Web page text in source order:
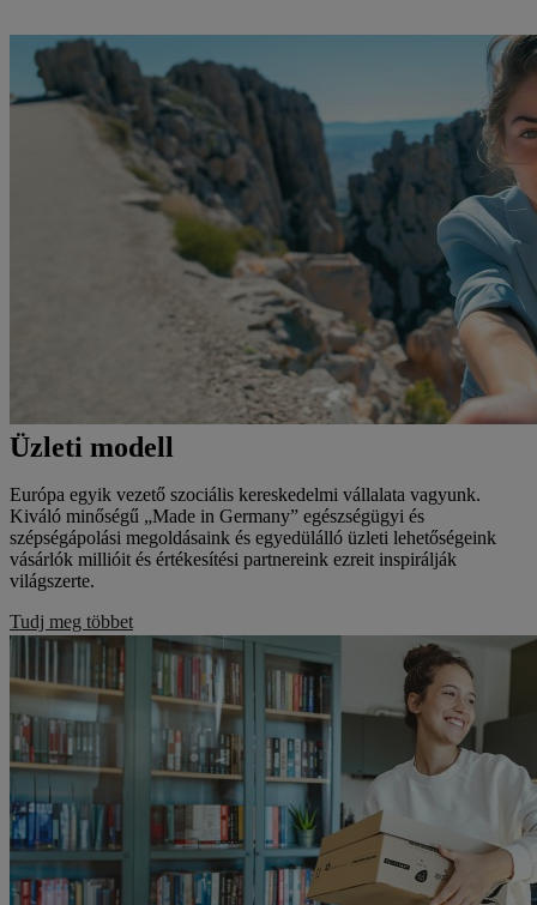
Üzleti modell
Európa egyik vezető szociális kereskedelmi vállalata vagyunk.
Kiváló minőségű „Made in Germany” egészségügyi és
szépségápolási megoldásaink és egyedülálló üzleti lehetőségeink
vásárlók millióit és értékesítési partnereink ezreit inspirálják
világszerte.
Tudj meg többet